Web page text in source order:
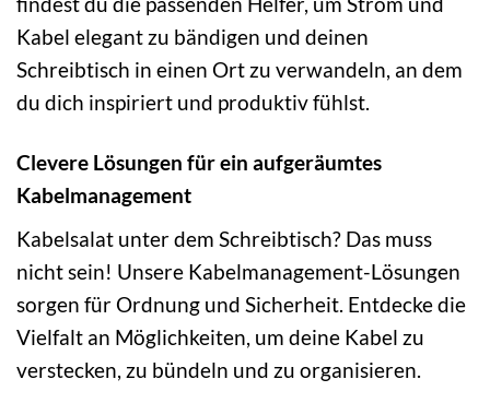
Kabel elegant zu bändigen und deinen
Schreibtisch in einen Ort zu verwandeln, an dem
du dich inspiriert und produktiv fühlst.
Clevere Lösungen für ein aufgeräumtes
Kabelmanagement
Kabelsalat unter dem Schreibtisch? Das muss
nicht sein! Unsere Kabelmanagement-Lösungen
sorgen für Ordnung und Sicherheit. Entdecke die
Vielfalt an Möglichkeiten, um deine Kabel zu
verstecken, zu bündeln und zu organisieren.